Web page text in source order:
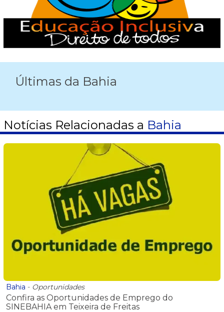
Últimas da Bahia
Notícias Relacionadas a Bahia
Bahia - Oportunidades
Confira as Oportunidades de Emprego do
SINEBAHIA em Teixeira de Freitas